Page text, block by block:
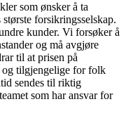
som ønsker å ta
forsikringsselskap.
kunder. Vi forsøker å
og må avgjøre
til at prisen på
tilgjengelige for folk
sendes til riktig
som har ansvar for